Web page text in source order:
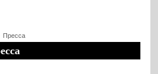
Пресса